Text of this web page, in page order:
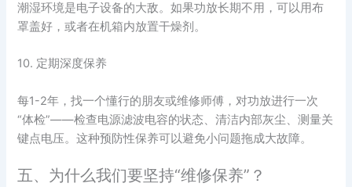
潮湿环境是电子设备的大敌。如果功放长期不用，可以用布
罩盖好，或者在机箱内放置干燥剂。
10. 定期深度保养
每1-2年，找一个懂行的朋友或维修师傅，对功放进行一次
“体检”——检查电源滤波电容的状态、清洁内部灰尘、测量关
键点电压。这种预防性保养可以避免小问题拖成大故障。
五、为什么我们要坚持“维修保养”？